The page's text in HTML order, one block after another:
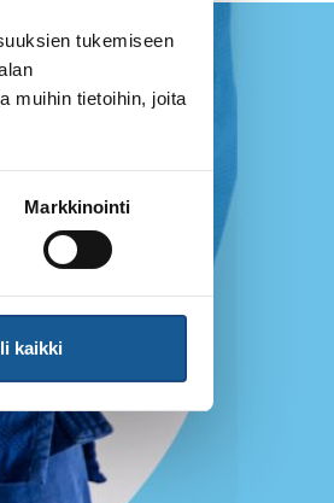
tukemiseen
muihin tietoihin, joita
Markkinointi
kaikki